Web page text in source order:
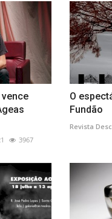
3967
O
Fundão
Revista
Jovens poveiros
apoiar a
Revista Descla Dez 25, 2021